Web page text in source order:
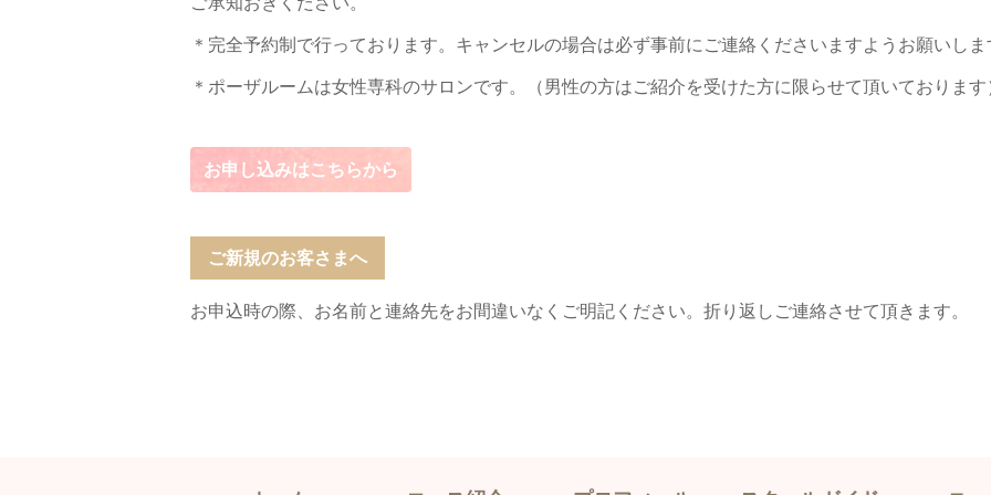
＊完全予約制で行っております。キャンセルの場合は必ず事前にご連絡くださいますようお願いしま
＊ポーザルームは女性専科のサロンです。（男性の方はご紹介を受けた方に限らせて頂いております
お申し込みはこちらから
ご新規のお客さまへ
お申込時の際、お名前と連絡先をお間違いなくご明記ください。折り返しご連絡させて頂きます。